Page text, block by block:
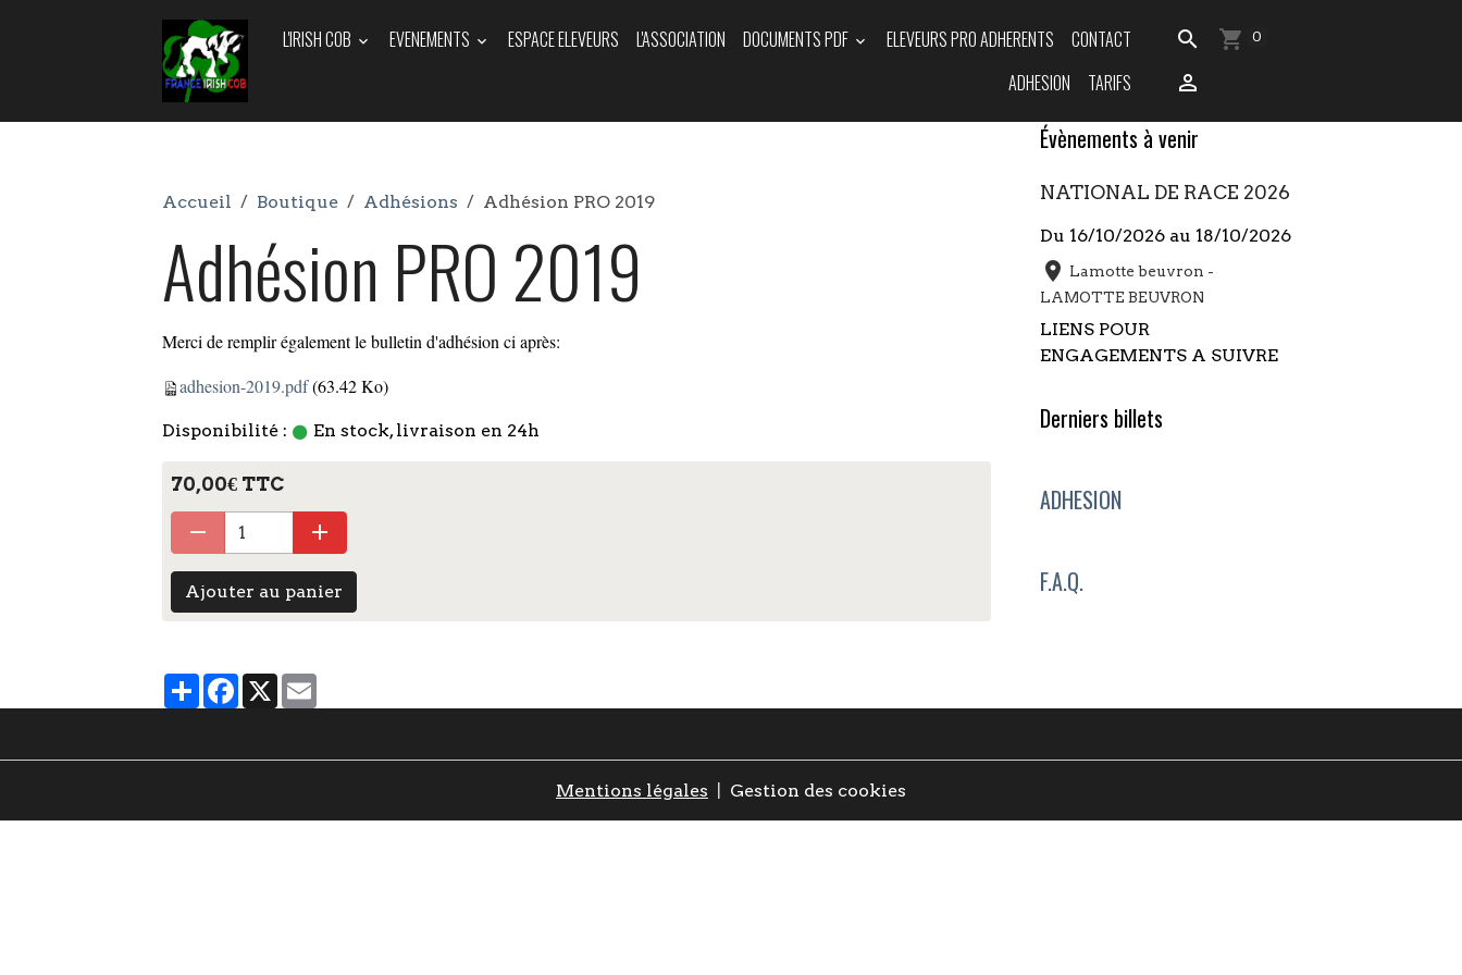
L'IRISH COB EVENEMENTS ESPACE ELEVEURS L'ASSOCIATION DOCUMENTS PDF ELEVEURS PRO ADHERENTS
CONTACT
ADHESION
TARIFS
0
Accueil Boutique Adhésions Adhésion PRO 2019
Adhésion PRO 2019
Merci de remplir également le bulletin d'adhésion ci après:
adhesion-2019.pdf(63.42 Ko)
Disponibilité : En stock, livraison en 24h
70,00€ TTC
Ajouter au panier
PartagerFacebook
X
Évènements à venir
NATIONAL DE RACE 2026
Du 16/10/2026 au 18/10/2026
Lamotte beuvron -
LAMOTTE BEUVRON
LIENS POUR
ENGAGEMENTS A SUIVRE
Derniers billets
ADHESION
F.A.Q.
Mentions légales Gestion des cookies